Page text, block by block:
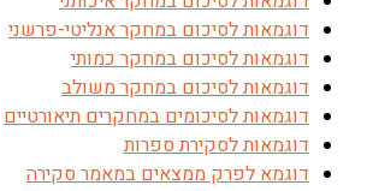
דוגמאות לסיכום במחקר אנליטי-פרשני
דוגמאות לסיכום במחקר כמותי
דוגמאות לסיכום במחקר משולב
דוגמאות לסיכומים במחקרים תיאורטיים
דוגמאות לסקירת ספרות
דוגמא לפרק ממצאים במאמר סקירה